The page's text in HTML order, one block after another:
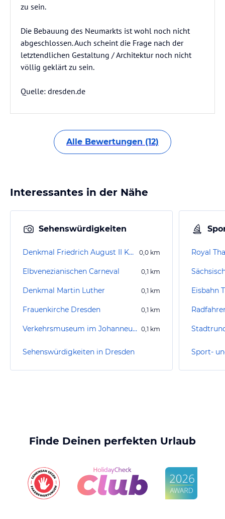
zu sein.
Die Bebauung des Neumarkts ist wohl noch nicht
abgeschlossen. Auch scheint die Frage nach der
letztendlichen Gestaltung / Architektur noch nicht
völlig geklärt zu sein.
Quelle: dresden.de
Alle Bewertungen (12)
Interessantes in der Nähe
Sehenswürdigkeiten
Denkmal Friedrich August II König von Sachsen 0,0 km
Elbvenezianischen Carneval 0,1 km
Denkmal Martin Luther 0,1 km
Frauenkirche Dresden 0,1 km
Verkehrsmuseum im Johanneum 0,1 km
Sehenswürdigkeiten in Dresden
Royal
Finde Deinen perfekten Urlaub